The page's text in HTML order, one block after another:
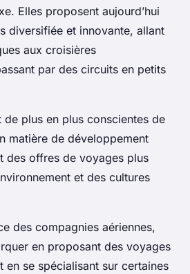
Elles proposent aujourd’hui
diversifiée et innovante, allant
aux croisières
par des circuits en petits
de plus en plus conscientes de
matière de développement
des offres de voyages plus
et des cultures
des compagnies aériennes,
en proposant des voyages
en se spécialisant sur certaines